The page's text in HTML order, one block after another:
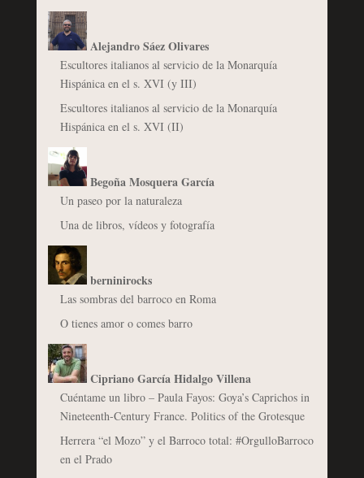
Alejandro Sáez Olivares
Escultores italianos al servicio de la Monarquía
Hispánica en el s. XVI (y III)
Escultores italianos al servicio de la Monarquía
Hispánica en el s. XVI (II)
Begoña Mosquera García
Un paseo por la naturaleza
Una de libros, vídeos y fotografía
berninirocks
Las sombras del barroco en Roma
O tienes amor o comes barro
Cipriano García Hidalgo Villena
Cuéntame un libro – Paula Fayos: Goya’s Caprichos in
Nineteenth-Century France. Politics of the Grotesque
Herrera “el Mozo” y el Barroco total: #OrgulloBarroco
en el Prado